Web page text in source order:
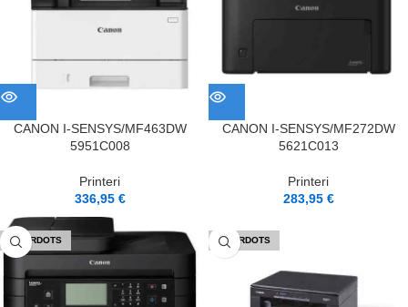
CANON I-SENSYS/MF463DW
5951C008
Printeri
336,95 €
CANON I-SENSYS/MF272DW
5621C013
Printeri
283,95 €
IZPĀRDOTS IZPĀRDOTS